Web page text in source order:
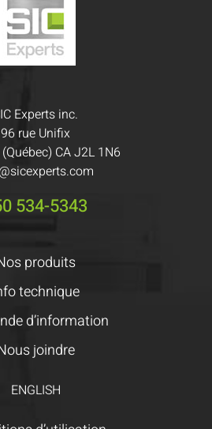
Experts inc.
96 rue Unifix
CA J2L 1N6
534-5343
produits
technique
d’information
joindre
ENGLISH